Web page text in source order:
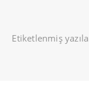
Etiketlenmiş